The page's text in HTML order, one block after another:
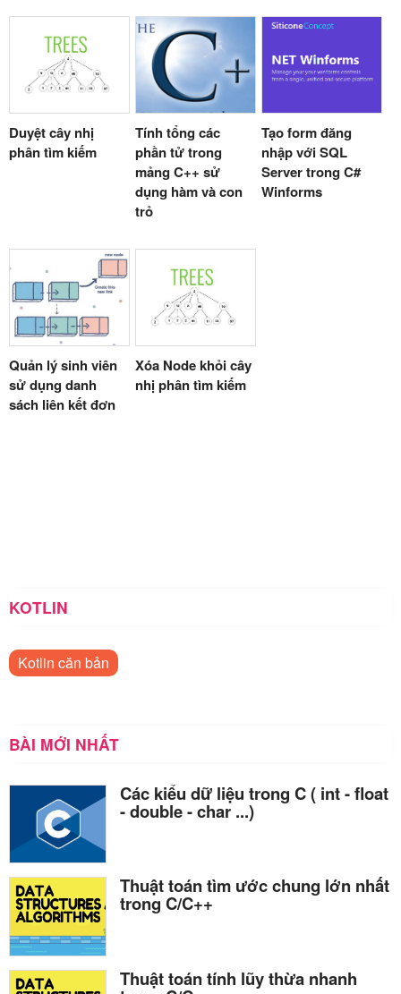
Duyệt cây nhị
phân tìm kiếm
Tính tổng các
phần tử trong
mảng C++ sử
dụng hàm và con
trỏ
Tạo form đăng
nhập với SQL
Server trong C#
Winforms
Quản lý sinh viên
sử dụng danh
sách liên kết đơn
Xóa Node khỏi cây
nhị phân tìm kiếm
KOTLIN
Kotlin căn bản
BÀI MỚI NHẤT
Các kiểu dữ liệu trong C ( int - float
- double - char ...)
Thuật toán tìm ước chung lớn nhất
trong C/C++
Thuật toán tính lũy thừa nhanh